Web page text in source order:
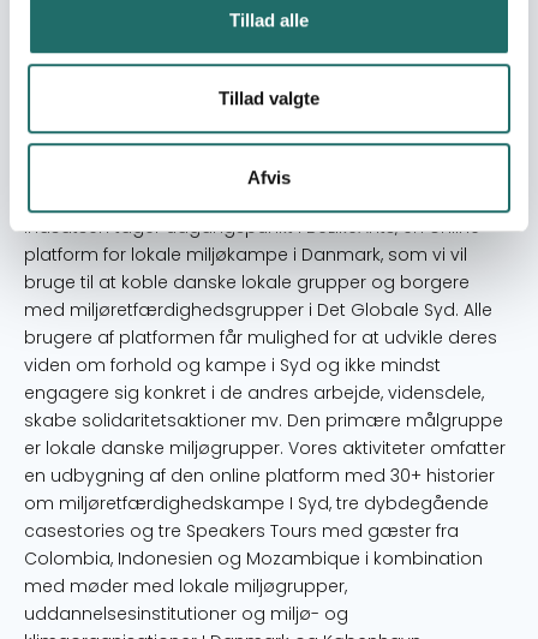
Tillad alle
Tillad valgte
Afvis
mv. og minimum 3 grupper af aktive unge hos
BeLikeAnts International vil knytte
miljøretfærdighedskampe i Nord og Syd og udbrede,
uddybe og løfte viden og engagement i
Indsatsen tager udgangspunkt i BeLikeAnts, en online
platform for lokale miljøkampe i Danmark, som vi vil
bruge til at koble danske lokale grupper og borgere
med miljøretfærdighedsgrupper i Det Globale Syd. Alle
brugere af platformen får mulighed for at udvikle deres
viden om forhold og kampe i Syd og ikke mindst
engagere sig konkret i de andres arbejde, vidensdele,
skabe solidaritetsaktioner mv. Den primære målgruppe
er lokale danske miljøgrupper. Vores aktiviteter omfatter
en udbygning af den online platform med 30+ historier
om miljøretfærdighedskampe I Syd, tre dybdegående
casestories og tre Speakers Tours med gæster fra
Colombia, Indonesien og Mozambique i kombination
med møder med lokale miljøgrupper,
uddannelsesinstitutioner og miljø- og